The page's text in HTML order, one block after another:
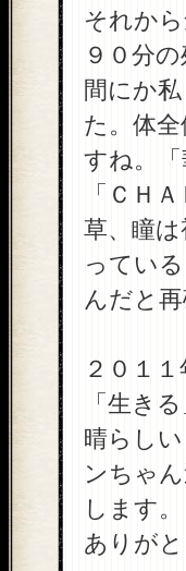
それか
９０分
間にか
た。体
すね。
「ＣＨ
草、瞳
ってい
んだと再
２０１
「生き
晴らし
ンちゃ
します。
ありが